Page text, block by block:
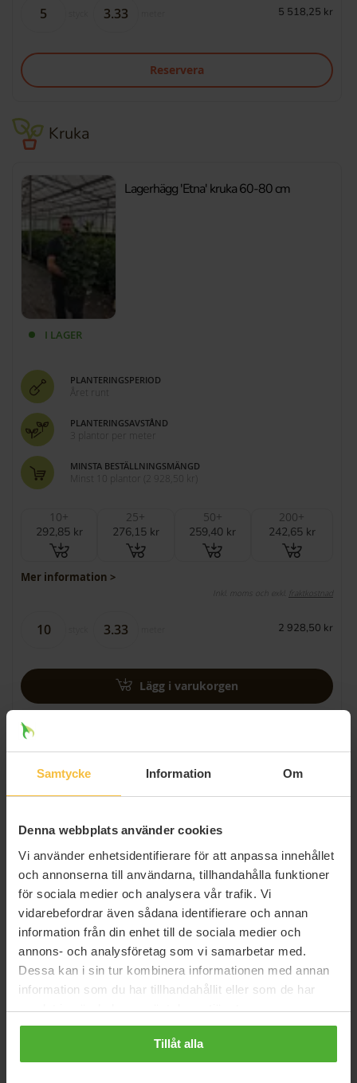
Samtycke Information Om
Denna webbplats använder cookies
Vi använder enhetsidentifierare för att anpassa innehållet
och annonserna till användarna, tillhandahålla funktioner
för sociala medier och analysera vår trafik. Vi
vidarebefordrar även sådana identifierare och annan
information från din enhet till de sociala medier och
annons- och analysföretag som vi samarbetar med.
Dessa kan i sin tur kombinera informationen med annan
information som du har tillhandahållit eller som de har
samlat in när du har använt deras tjänster.
Tillåt alla
5 518,25 kr
Reservera
Kruka
Lagerhägg 'Etna' kruka 60-80 cm
I LAGER
PLANTERINGSPERIOD
Året runt
PLANTERINGSAVSTÅND
3 plantor per meter
MINSTA BESTÄLLNINGSMÄNGD
Minst 10 plantor 2 928,50 kr
10+
292,85 kr
25+
276,15 kr
50+
259,40 kr
200+
242,65 kr
Mer information >
Inkl. moms och exkl. fraktkostnad
2 928,50 kr
Lägg i varukorgen
I LAGER
PLANTERINGSPERIOD
Året runt
PLANTERINGSAVSTÅND
MINSTA BESTÄLLNINGSMÄNGD
4 267,50 kr)